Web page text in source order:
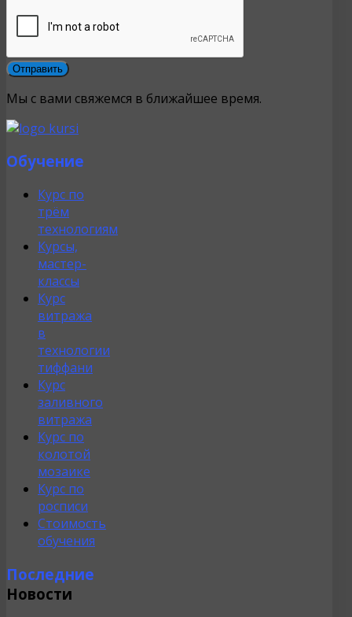
Мы с вами свяжемся в ближайшее время.
Обучение
Курс по
трём
технологиям
Курсы,
мастер-
классы
Курс
витража
в
технологии
тиффани
Курс
заливного
витража
Курс по
колотой
мозаике
Курс по
росписи
Стоимость
обучения
Последние
Новости